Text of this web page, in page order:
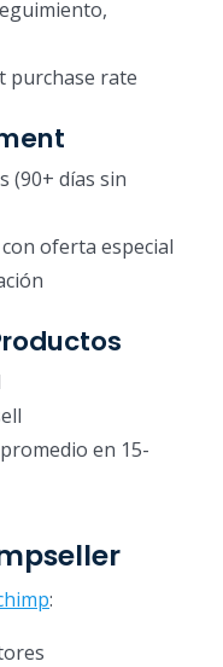
purchase rate
(90+ días sin
oferta especial
en 15-
: